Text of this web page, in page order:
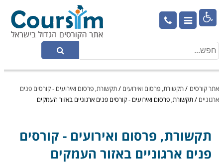

אתר קורסים /תקשורת, פרסום ואירועים /תקשורת, פרסום ואירועים - קורסים פנים
ארגוניים /תקשורת, פרסום ואירועים - קורסים פנים ארגוניים באזור העמקים
תקשורת, פרסום ואירועים - קורסים
פנים ארגוניים באזור העמקים